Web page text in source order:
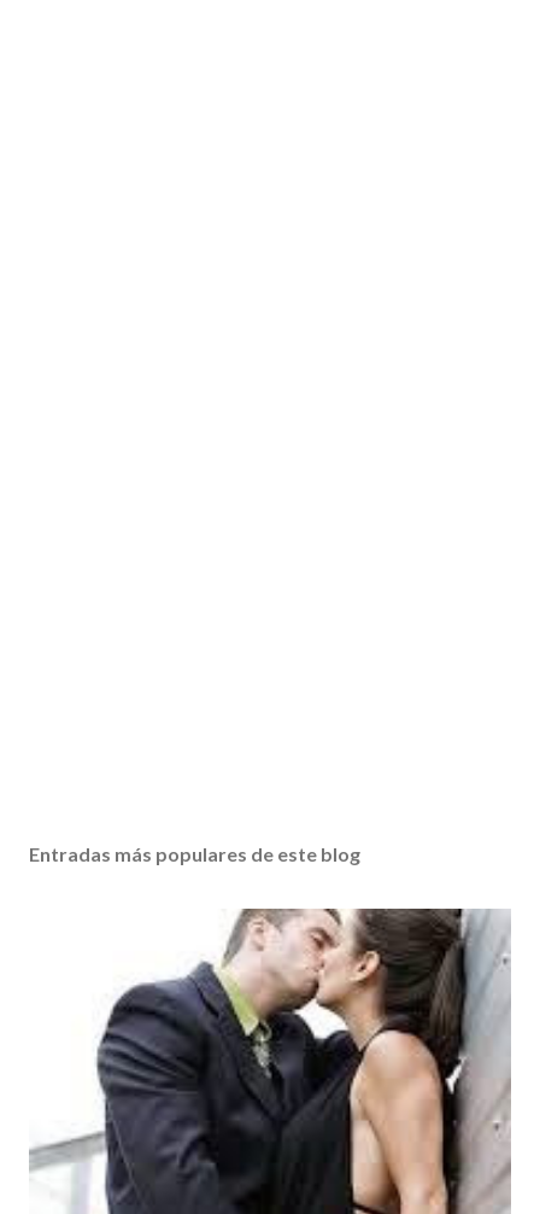
Entradas más populares de este blog